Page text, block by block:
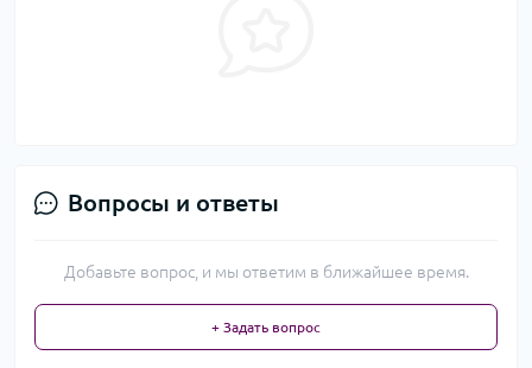
Вопросы и ответы
Добавьте вопрос, и мы ответим в ближайшее время.
+ Задать вопрос